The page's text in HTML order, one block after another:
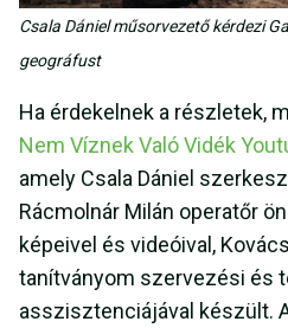
Csala Dániel műsorvezető kérdezi
geográfust
Ha érdekelnek a részletek,
Nem Víznek Való Vidék
amely Csala Dániel
Rácmolnár Milán operatőr
képeivel és videóival,
tanítványom szervezési és
asszisztenciájával készült.